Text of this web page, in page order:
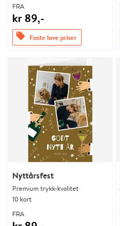
FRA
kr 89,-
offers Faste lave priser
Nyttårsfest
Premium trykk-kvalitet
10 kort
FRA